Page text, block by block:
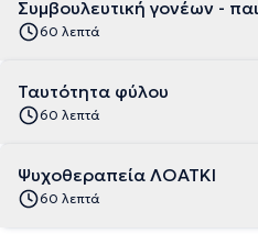
Συμβουλευτική γονέων -
60 λεπτά
Ταυτότητα φύλου
60 λεπτά
Ψυχοθεραπεία ΛΟΑΤΚΙ
60 λεπτά